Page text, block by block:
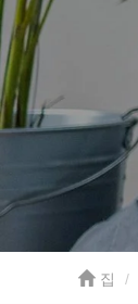
집